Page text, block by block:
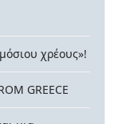
χρέους»!
GREECE